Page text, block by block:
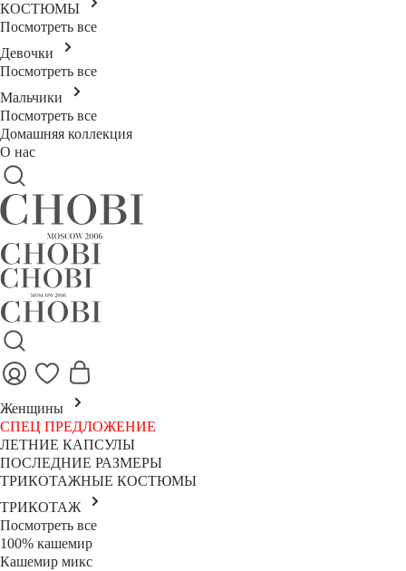
КОСТЮМЫ
Посмотреть все
Девочки
Посмотреть все
Мальчики
Посмотреть все
Домашняя коллекция
О нас
Женщины
СПЕЦ ПРЕДЛОЖЕНИЕ
ЛЕТНИЕ КАПСУЛЫ
ПОСЛЕДНИЕ РАЗМЕРЫ
ТРИКОТАЖНЫЕ КОСТЮМЫ
ТРИКОТАЖ
Посмотреть все
100% кашемир
Кашемир микс